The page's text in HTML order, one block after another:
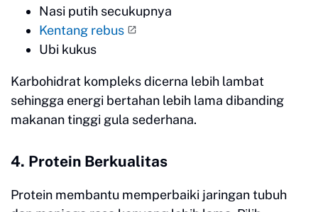
Nasi putih secukupnya
Kentang rebus
Ubi kukus
Karbohidrat kompleks dicerna lebih lambat
sehingga energi bertahan lebih lama dibanding
makanan tinggi gula sederhana.
4. Protein Berkualitas
Protein membantu memperbaiki jaringan tubuh